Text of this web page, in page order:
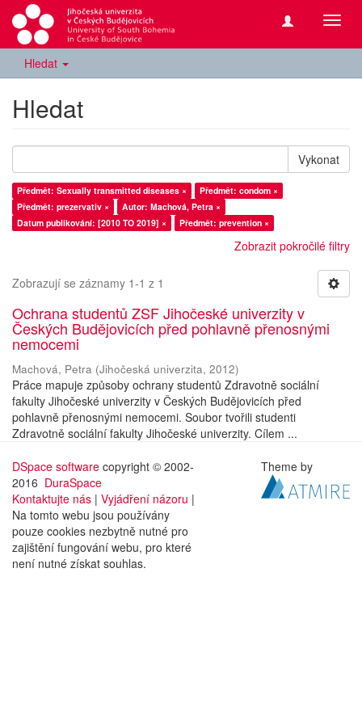
Hledat
Hledat
Vykonat
Předmět: Sexually transmitted diseases ×
Předmět: condom ×
Předmět: prezervativ ×
Autor: Machová, Petra ×
Datum publikování: [2010 TO 2019] ×
Předmět: prevention ×
Zobrazit pokročilé filtry
Zobrazují se záznamy 1-1 z 1
Ochrana studentů ZSF Jihočeské univerzity v
Českých Budějovicích před pohlavně přenosnými
nemocemi
Machová, Petra (Jihočeská univerzita, 2012)
Práce mapuje způsoby ochrany studentů Zdravotně sociální
fakulty Jihočeské univerzity v Českých Budějovicích před
pohlavně přenosnými nemocemi. Soubor tvořili studenti
Zdravotně sociální fakulty Jihočeské univerzity. Cílem ...
DSpace software copyright © 2002-
2016 DuraSpace
Kontaktujte nás | Vyjádření názoru |
Na tomto webu jsou používány
pouze cookies nezbytně nutné pro
zajištění fungování webu, pro které
není nutné získat souhlas.
Theme by